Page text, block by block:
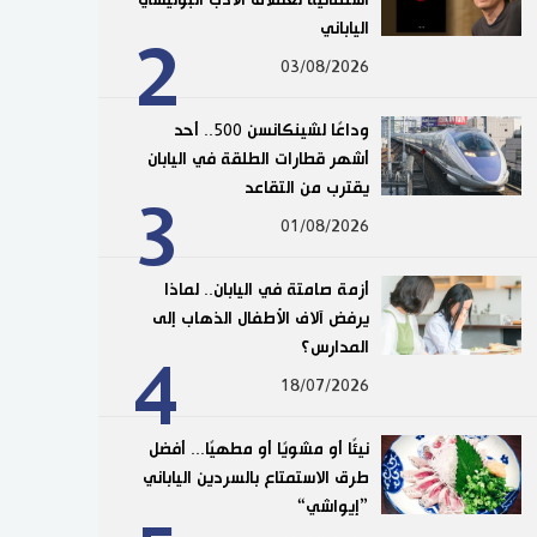
2
الياباني
03/08/2026
3
وداعًا لشينكانسن 500.. أحد
أشهر قطارات الطلقة في اليابان
يقترب من التقاعد
01/08/2026
4
أزمة صامتة في اليابان.. لماذا
يرفض آلاف الأطفال الذهاب إلى
المدارس؟
18/07/2026
نيئًا أو مشويًا أو مطهيًا... أفضل
طرق الاستمتاع بالسردين الياباني
”إيواشي“